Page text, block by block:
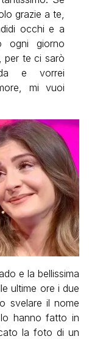
grazie a te,
occhi e a
ogni giorno
per te ci sarò
e vorrei
mi vuoi
e la bellissima
ultime ore i due
svelare il nome
hanno fatto in
la foto di un